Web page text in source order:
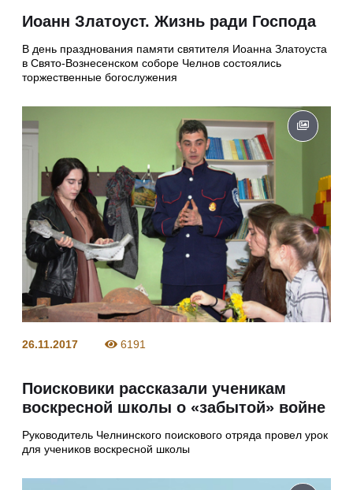
Иоанн Златоуст. Жизнь ради Господа
В день празднования памяти святителя Иоанна Златоуста
в Свято-Вознесенском соборе Челнов состоялись
торжественные богослужения
26.11.2017 6191
Поисковики рассказали ученикам
воскресной школы о «забытой» войне
Руководитель Челнинского поискового отряда провел урок
для учеников воскресной школы